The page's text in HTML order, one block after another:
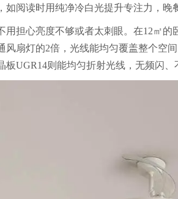
如阅读时用纯净冷白光提升专注力，晚
用担心亮度不够或者太刺眼。在12㎡
风扇灯的2倍，光线能均匀覆盖整个空
板UGR14则能均匀折射光线，无频闪、